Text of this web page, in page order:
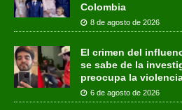
Colombia
8 de agosto de 2026
El crimen del
se sabe de la
preocupa la
6 de agosto de 2026